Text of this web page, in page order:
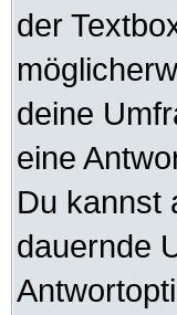
der
deine
eine
Du kannst
dauernde